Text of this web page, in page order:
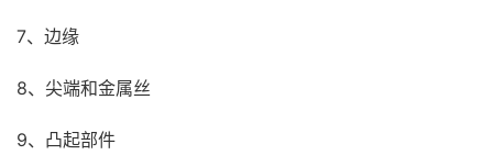
7、边缘
8、尖端和金属丝
9、凸起部件